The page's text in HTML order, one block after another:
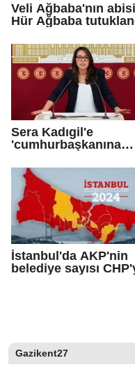
Veli Ağbaba'nın abisi
Hür Ağbaba
Sera Kadıgil'e
'cumhurbaşkanına
soruşturması
İstanbul'da AKP'nin
belediye sayısı
Gazikent27